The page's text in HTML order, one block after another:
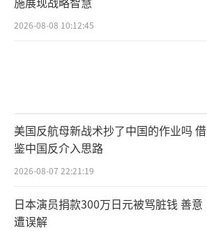
2026-08-08 10:12:45
美国反航母新战术抄了中国的作业吗 借
鉴中国反介入思路
2026-08-07 22:21:19
日本演员捐款300万日元被骂脏钱 善意
遭误解